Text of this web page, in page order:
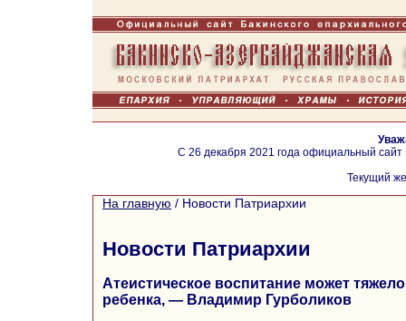
С 26 декабря 2021 года официальный
Текущий
На главную / Новости Патриархии
Новости Патриархии
Атеистическое воспитание может
ребенка, — Владимир Гурболиков